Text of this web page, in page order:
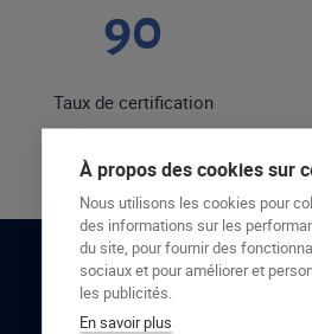
90
Taux de certification
RESTONS EN
À propos des cookies sur
Nous utilisons les cookies pour
des informations sur les
du site, pour fournir des
sociaux et pour améliorer et
les publicités.
En savoir plus